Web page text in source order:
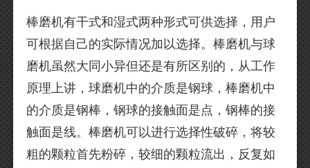
棒磨机有干式和湿式两种形式可供选择，用户
可根据自己的实际情况加以选择。棒磨机与球
磨机虽然大同小异但还是有所区别的，从工作
原理上讲，球磨机中的介质是钢球，棒磨机中
的介质是钢棒，钢球的接触面是点，钢棒的接
触面是线。棒磨机可以进行选择性破碎，将较
粗的颗粒首先粉碎，较细的颗粒流出，反复如